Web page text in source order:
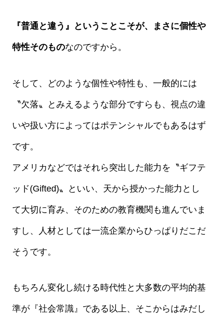
『普通と違う』ということこそが、まさに個性や
特性そのものなのですから。
そして、どのような個性や特性も、一般的には
〝欠落〟とみえるような部分ですらも、視点の違
いや扱い方によってはポテンシャルでもあるはず
です。
アメリカなどではそれら突出した能力を〝ギフテ
ッド(Gifted)〟といい、天から授かった能力とし
て大切に育み、そのための教育機関も進んでいま
すし、人材としては一流企業からひっぱりだこだ
そうです。
もちろん変化し続ける時代性と大多数の平均的基
準が『社会常識』である以上、そこからはみだし